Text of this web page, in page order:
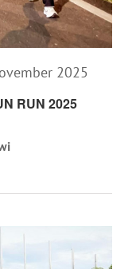
RUN 2025
2025